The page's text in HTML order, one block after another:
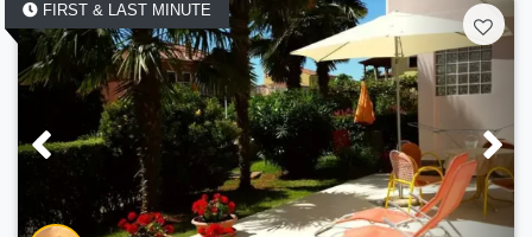
FIRST & LAST MINUTE